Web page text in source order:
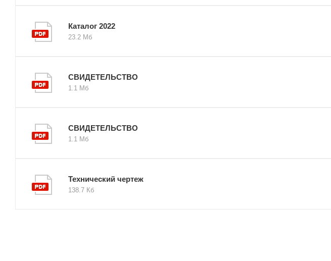
Каталог 2022
23.2 Мб
СВИДЕТЕЛЬСТВО
1.1 Мб
СВИДЕТЕЛЬСТВО
1.1 Мб
Технический чертеж
138.7 Кб